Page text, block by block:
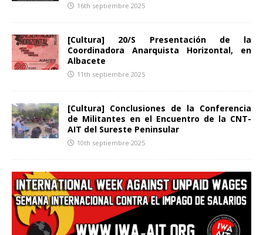
16th septiembre 2025
[Cultura] 20/S Presentación de la
Coordinadora Anarquista Horizontal, en
Albacete
11th septiembre 2025
[Cultura] Conclusiones de la Conferencia
de Militantes en el Encuentro de la CNT-
AIT del Sureste Peninsular
10th septiembre 2025